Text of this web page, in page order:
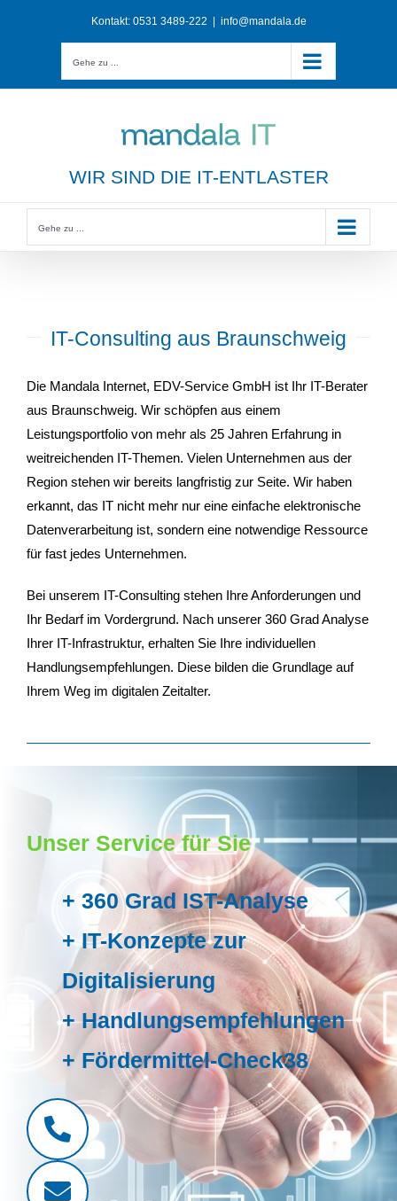
Kontakt: 0531 3489-222 info@mandala.de
Gehe zu ...
WIR SIND DIE IT-ENTLASTER
Gehe zu ...
IT-Consulting aus Braunschweig
Die Mandala Internet, EDV-Service GmbH ist Ihr IT-Berater
aus Braunschweig. Wir schöpfen aus einem
Leistungsportfolio von mehr als 25 Jahren Erfahrung in
weitreichenden IT-Themen. Vielen Unternehmen aus der
Region stehen wir bereits langfristig zur Seite. Wir haben
erkannt, das IT nicht mehr nur eine einfache elektronische
Datenverarbeitung ist, sondern eine notwendige Ressource
für fast jedes Unternehmen.
Bei unserem IT-Consulting stehen Ihre Anforderungen und
Ihr Bedarf im Vordergrund. Nach unserer 360 Grad Analyse
Ihrer IT-Infrastruktur, erhalten Sie Ihre individuellen
Handlungsempfehlungen. Diese bilden die Grundlage auf
Ihrem Weg im digitalen Zeitalter.
Unser Service für Sie
+ 360 Grad IST-Analyse
+ IT-Konzepte zur
Digitalisierung
+ Handlungsempfehlungen
+ Fördermittel-Check38